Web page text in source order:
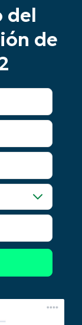
del
de